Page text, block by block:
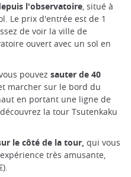
l'observatoire, situé à
Le prix d'entrée est de 1
de voir la ville de
ouvert avec un sol en
pouvez sauter de 40
marcher sur le bord du
en portant une ligne de
la tour Tsutenkaku
le côté de la tour, qui vous
très amusante,